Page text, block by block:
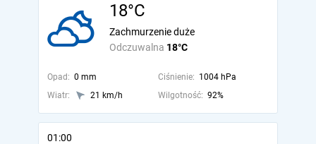
18°C
Odczuwalna 18°C
Zachmurzenie duże
Opad: 0 mm Ciśnienie: 1004 hPa
Wiatr:
21 km/h Wilgotność: 92%
01:00